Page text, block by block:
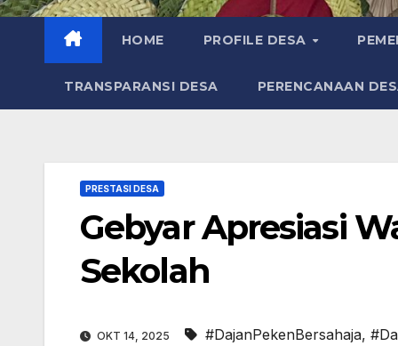
HOME PROFILE DESA
TRANSPARANSI DESA PERENCANAAN
PRESTASI DESA
Gebyar Apresiasi
Sekolah
OKT 14, 2025 #DajanPekenBersahaja,